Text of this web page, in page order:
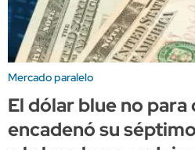
Mercado paralelo
El dólar blue no para
encadenó su